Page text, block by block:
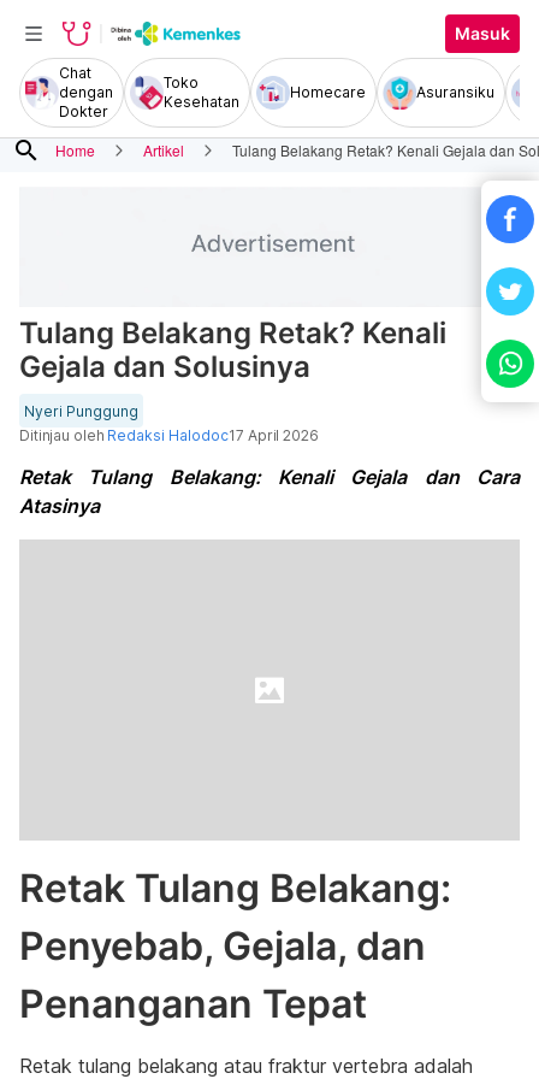
Masuk
Chat
dengan
Dokter
Toko
Kesehatan
Homecare Asuransiku
search Home Artikel Tulang Belakang Retak? Kenali Gejala dan
Tulang Belakang Retak? Kenali
Gejala dan Solusinya
Nyeri Punggung
Ditinjau oleh Redaksi Halodoc17 April 2026
Retak Tulang Belakang: Kenali Gejala dan Cara
Atasinya
Retak Tulang Belakang:
Penyebab, Gejala, dan
Penanganan Tepat
Retak tulang belakang atau fraktur vertebra adalah